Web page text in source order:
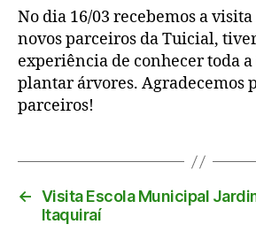
No dia 16/03 recebemos a visita
novos parceiros da Tuicial,
experiência de conhecer toda
plantar árvores. Agradecemos
parceiros!
← Visita Escola Municipal
Itaquiraí